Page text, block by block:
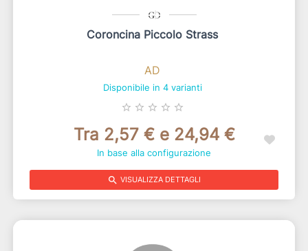
Coroncina Piccolo Strass
AD
Disponibile in 4 varianti
star_border star_border star_border star_border star_border
Tra 2,57 € e 24,94 €
In base alla configurazione
search VISUALIZZA DETTAGLI